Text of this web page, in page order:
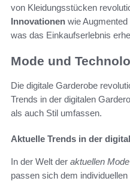
von Kleidungsstücken
Innovationen wie
was das Einkaufserlebnis
Mode und
Die digitale Garderobe
Trends in der digitalen
als auch Stil umfassen.
Aktuelle Trends in der
In der Welt der aktuellen Mode
passen sich dem